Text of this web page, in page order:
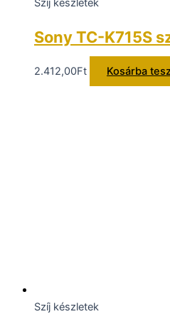
Szíj készletek
Sony TC-K715S
2.412,00Ft Kosárba
Szíj készletek